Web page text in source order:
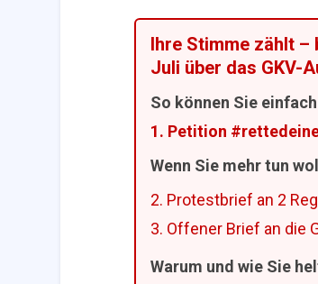
Ihre Stimme zählt
Juli über das GKV-
So können Sie
1. Petition
Wenn Sie mehr tun
2. Protestbrief an 2
3. Offener Brief an
Warum und wie Sie